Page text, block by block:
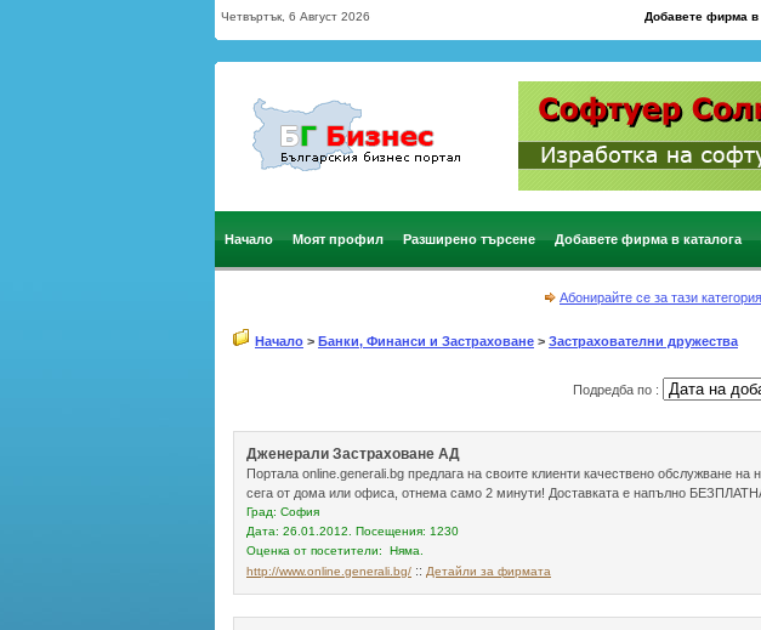
Добавете фирма в
Четвъртък, 6 Август 2026
Начало Моят профил Разширено търсене Добавете фирма в каталога
Абонирайте се за тази категория
Начало > Банки, Финанси и Застраховане > Застрахователни дружества
Подредба по :
Дженерали Застраховане АД
Портала online.generali.bg предлага на своите клиенти качествено обслужване на
сега от дома или офиса, отнема само 2 минути! Доставката е напълно
Град: София
Дата: 26.01.2012. Посещения: 1230
Оценка от посетители: Няма.
http://www.online.generali.bg/ :: Детайли за фирмата